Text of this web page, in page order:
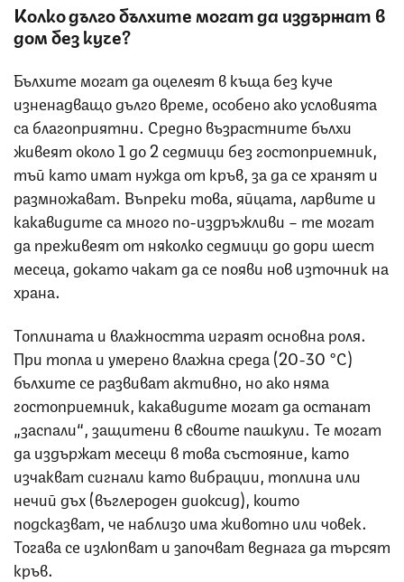
Колко дълго бълхите могат да издържат в
дом без куче?
Бълхите могат да оцелеят в къща без куче
изненадващо дълго време, особено ако условията
са благоприятни. Средно възрастните бълхи
живеят около 1 до 2 седмици без гостоприемник,
тъй като имат нужда от кръв, за да се хранят и
размножават. Въпреки това, яйцата, ларвите и
какавидите са много по-издръжливи – те могат
да преживеят от няколко седмици до дори шест
месеца, докато чакат да се появи нов източник на
храна.
Топлината и влажността играят основна роля.
При топла и умерено влажна среда (20-30 °C)
бълхите се развиват активно, но ако няма
гостоприемник, какавидите могат да останат
„заспали“, защитени в своите пашкули. Те могат
да издържат месеци в това състояние, като
изчакват сигнали като вибрации, топлина или
нечий дъх (въглероден диоксид), които
подсказват, че наблизо има животно или човек.
Тогава се излюпват и започват веднага да търсят
кръв.